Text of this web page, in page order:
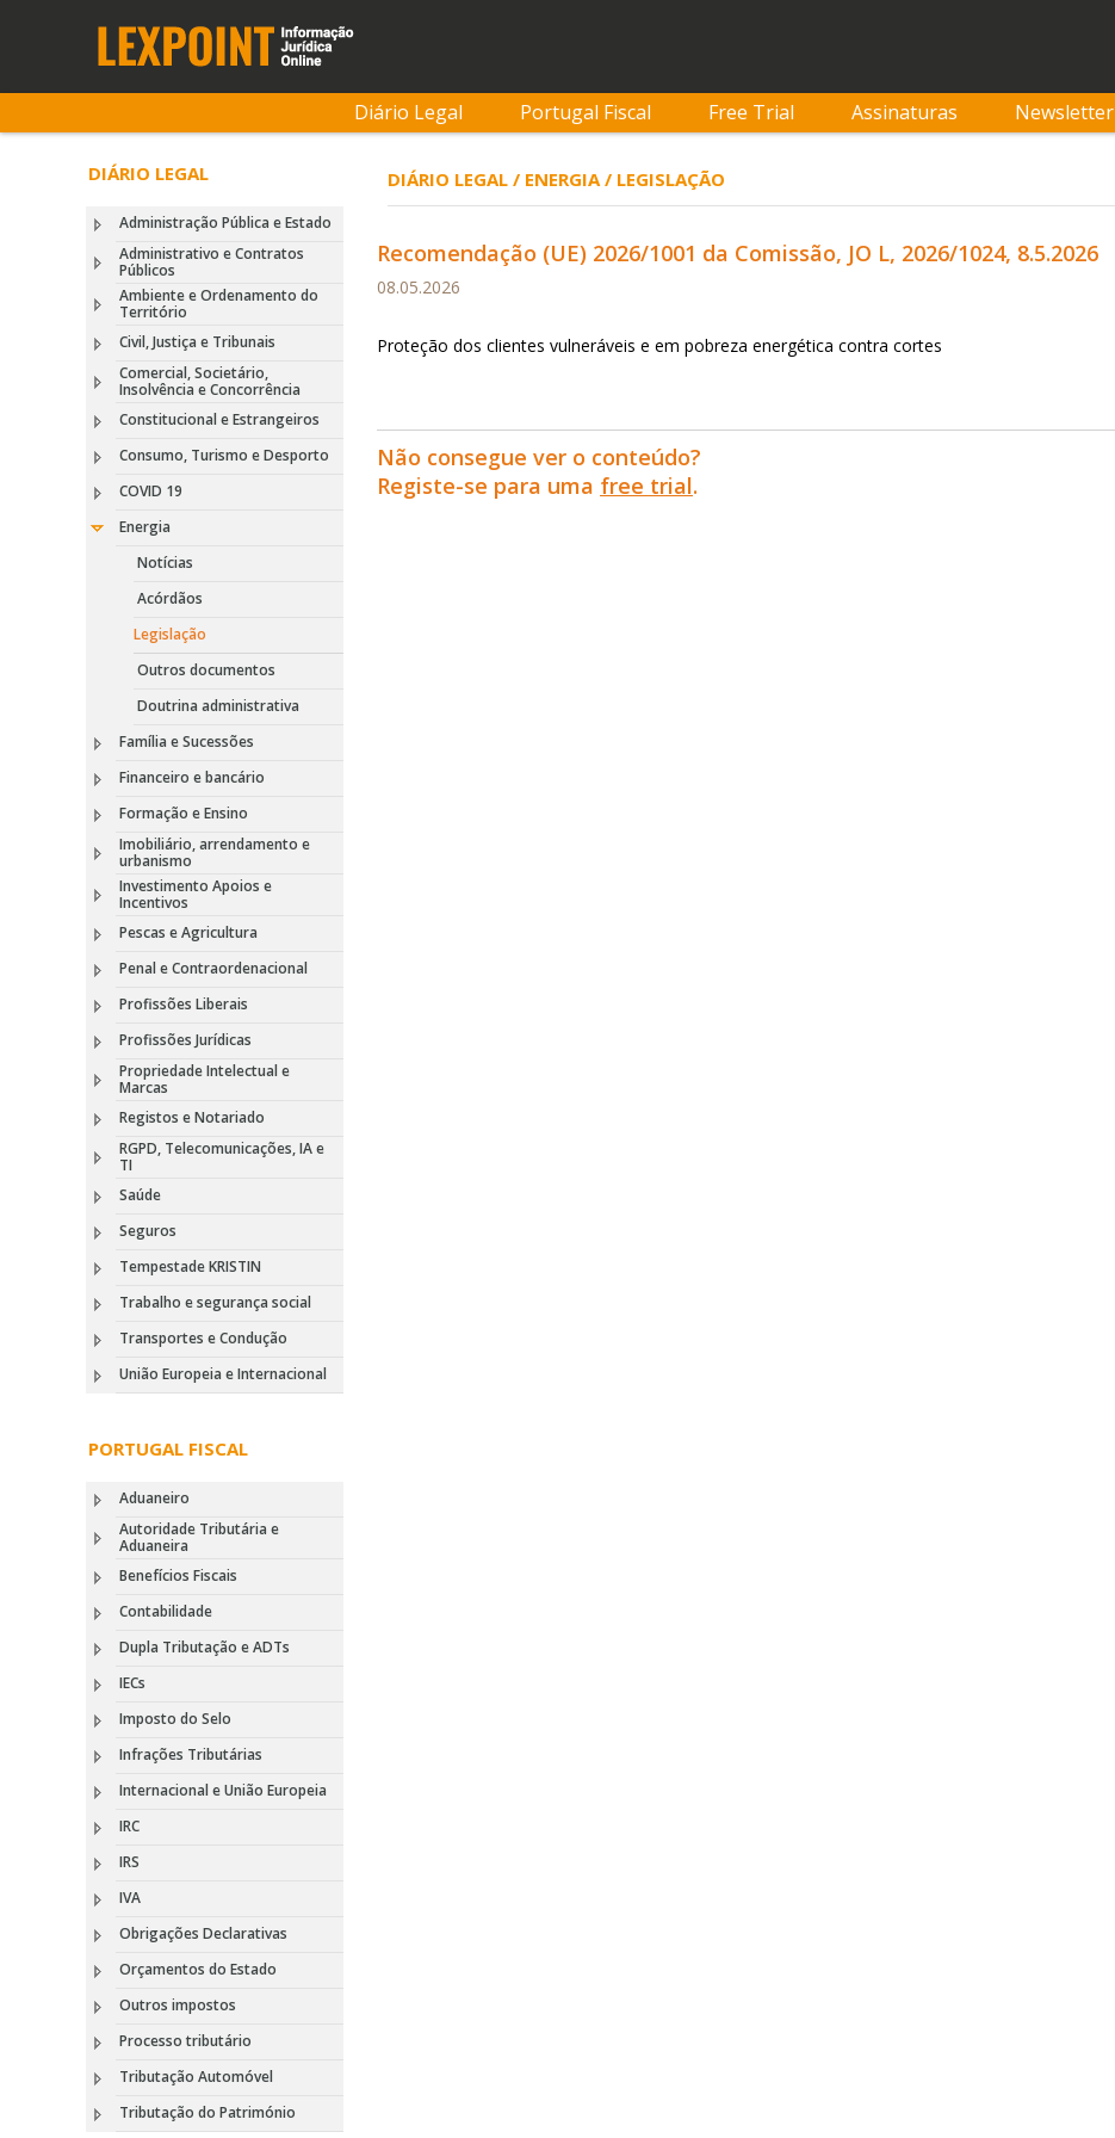
Diário Legal Portugal Fiscal Free Trial Assinaturas Newsletter
DIÁRIO LEGAL
Administração Pública e Estado
Administrativo e Contratos
Públicos
Ambiente e Ordenamento do
Território
Civil, Justiça e Tribunais
Comercial, Societário,
Insolvência e Concorrência
Constitucional e Estrangeiros
Consumo, Turismo e Desporto
COVID 19
Energia
Notícias
Acórdãos
Legislação
Outros documentos
Doutrina administrativa
Família e Sucessões
Financeiro e bancário
Formação e Ensino
Imobiliário, arrendamento e
urbanismo
Investimento Apoios e
Incentivos
Pescas e Agricultura
Penal e Contraordenacional
Profissões Liberais
Profissões Jurídicas
Propriedade Intelectual e
Marcas
Registos e Notariado
RGPD, Telecomunicações, IA e
TI
Saúde
Seguros
Tempestade KRISTIN
Trabalho e segurança social
Transportes e Condução
União Europeia e Internacional
PORTUGAL FISCAL
Aduaneiro
Autoridade Tributária e
Aduaneira
Benefícios Fiscais
Contabilidade
Dupla Tributação e ADTs
IECs
Imposto do Selo
Infrações Tributárias
Internacional e União Europeia
IRC
IRS
IVA
Obrigações Declarativas
Orçamentos do Estado
Outros impostos
Processo tributário
Tributação Automóvel
Tributação do Património
DIÁRIO LEGAL / ENERGIA / LEGISLAÇÃO
Recomendação (UE) 2026/1001 da Comissão, JO L, 2026/1024, 8.5.2026
08.05.2026
Proteção dos clientes vulneráveis e em pobreza energética contra cortes
Não consegue ver o conteúdo?
Registe-se para uma free trial.